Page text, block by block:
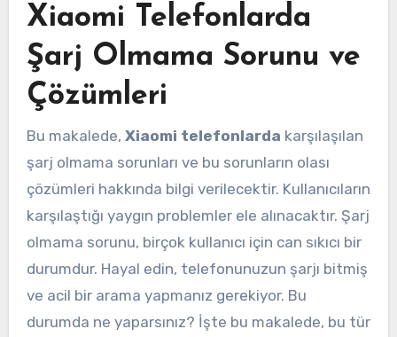
Xiaomi Telefonlarda
Şarj Olmama Sorunu ve
Çözümleri
Bu makalede, Xiaomi telefonlarda karşılaşılan
şarj olmama sorunları ve bu sorunların olası
çözümleri hakkında bilgi verilecektir. Kullanıcıların
karşılaştığı yaygın problemler ele alınacaktır. Şarj
olmama sorunu, birçok kullanıcı için can sıkıcı bir
durumdur. Hayal edin, telefonunuzun şarjı bitmiş
ve acil bir arama yapmanız gerekiyor. Bu
durumda ne yaparsınız? İşte bu makalede, bu tür